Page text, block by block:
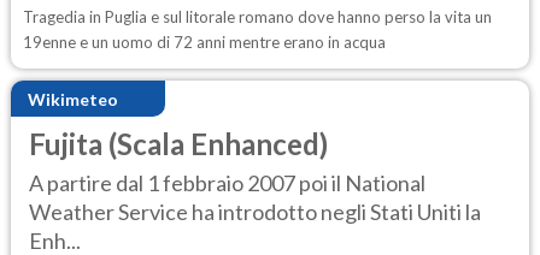
Tragedia in Puglia e sul litorale romano dove hanno perso la vita un
19enne e un uomo di 72 anni mentre erano in acqua
Wikimeteo
Fujita (Scala Enhanced)
A partire dal 1 febbraio 2007 poi il National
Weather Service ha introdotto negli Stati Uniti la
Enh...